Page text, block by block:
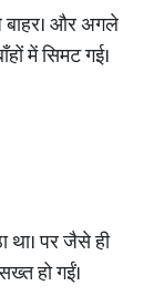
बाहर। और अगले
में सिमट गई।
था। पर जैसे ही
हो गईं।